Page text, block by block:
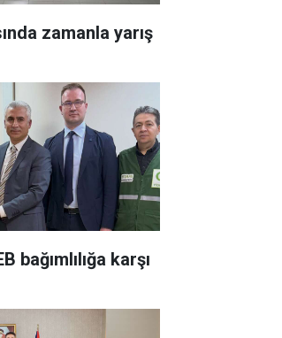
zamanla yarış
bağımlılığa karşı